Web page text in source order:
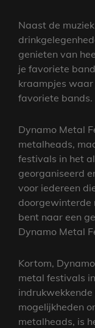
Naast de
genieten van
je favoriete
kraampjes waar
favoriete bands.
Dynamo Metal
metalheads,
festivals in het
georganiseerd
voor iedereen
doorgewinterde
bent naar een
Dynamo Metal
Kortom,
metal festivals
mogelijkheden
metalheads, is